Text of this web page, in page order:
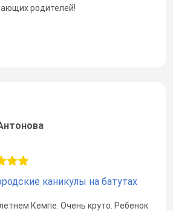
родителей!
каникулы на батутах
Кемпе. Очень круто. Ребенок